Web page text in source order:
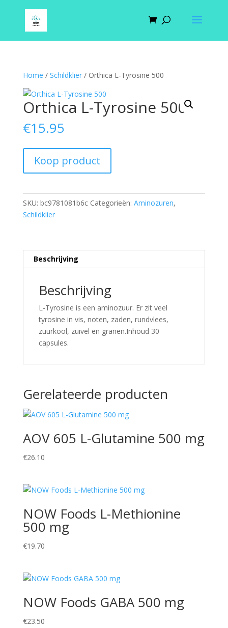
Home / Schildklier/ Orthica L-Tyrosine 500
Orthica L-Tyrosine 500
€15.95
Koop product
SKU: bc9781081b6c Categorieën: Aminozuren,
Schildklier
Beschrijving
Beschrijving
L-Tyrosine is een aminozuur. Er zit veel
tyrosine in vis, noten, zaden, rundvlees,
zuurkool, zuivel en granen.Inhoud 30
capsules.
Gerelateerde producten
AOV 605 L-Glutamine 500 mg
€26.10
NOW Foods L-Methionine
500 mg
€19.70
NOW Foods GABA 500 mg
€23.50